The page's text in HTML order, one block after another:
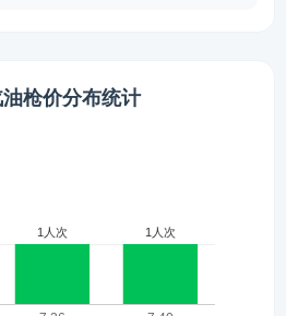
枪价分布统计